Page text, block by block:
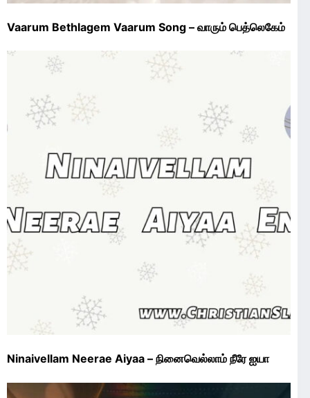
Vaarum Bethlagem Vaarum Song – வாரும் பெத்லெகேம்
Ninaivellam Neerae Aiyaa – நினைவெல்லாம் நீரே ஐயா